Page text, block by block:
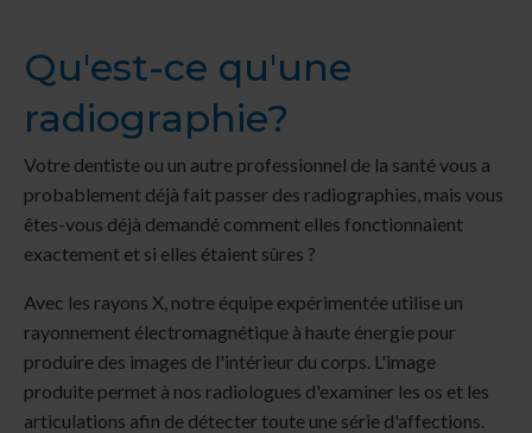
Qu'est-ce qu'une
radiographie?
Votre dentiste ou un autre professionnel de la santé vous a
probablement déjà fait passer des radiographies, mais vous
êtes-vous déjà demandé comment elles fonctionnaient
exactement et si elles étaient sûres ?
Avec les rayons X, notre équipe expérimentée utilise un
rayonnement électromagnétique à haute énergie pour
produire des images de l'intérieur du corps. L'image
produite permet à nos radiologues d'examiner les os et les
articulations afin de détecter toute une série d'affections.